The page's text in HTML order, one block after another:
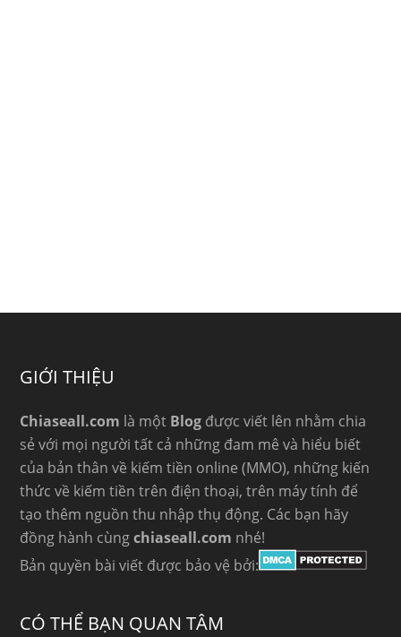
GIỚI THIỆU
Chiaseall.com là một Blog được viết lên nhằm chia
sẻ với mọi người tất cả những đam mê và hiểu biết
của bản thân về kiếm tiền online (MMO), những kiến
thức về kiếm tiền trên điện thoại, trên máy tính để
tạo thêm nguồn thu nhập thụ động. Các bạn hãy
đồng hành cùngchiaseall.com nhé!
Bản quyền bài viết được bảo vệ bởi:
CÓ THỂ BẠN QUAN TÂM